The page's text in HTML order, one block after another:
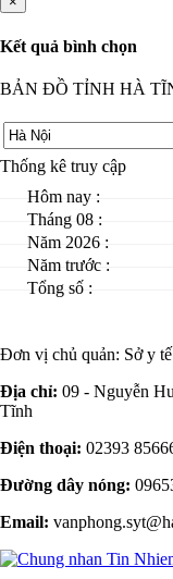
Kết quả bình chọn
BẢN ĐỒ TỈNH HÀ
Thống kê truy cập
Hôm nay :
Tháng 08 :
Năm 2026 :
Năm trước :
Tổng số :
Đơn vị chủ quản: Sở y
Địa chỉ: 09 - Nguyễn
Tĩnh
Điện thoại: 02393
Đường dây nóng:
Email: